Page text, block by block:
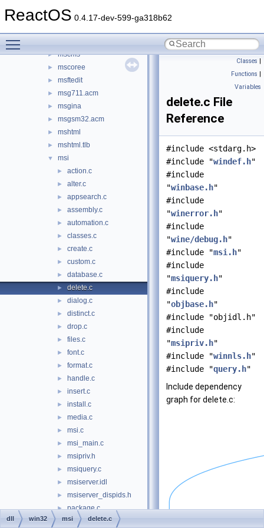
ReactOS 0.4.17-dev-599-ga318b62
► msadp32.acm
► mscms
► mscoree
► msftedit
► msg711.acm
► msgina
► msgsm32.acm
► mshtml
► mshtml.tlb
▼ msi
► action.c
► alter.c
► appsearch.c
► assembly.c
► automation.c
► classes.c
► create.c
► custom.c
► database.c
► delete.c
► dialog.c
► distinct.c
► drop.c
► files.c
► font.c
► format.c
► handle.c
► insert.c
► install.c
► media.c
► msi.c
► msi_main.c
► msipriv.h
► msiquery.c
► msiserver.idl
► msiserver_dispids.h
► package.c
► patch.c
Classes |
Functions |
Variables
delete.c File
Reference
#include <stdarg.h>
#include "windef.h"
#include
"winbase.h"
#include
"winerror.h"
#include
"wine/debug.h"
#include "msi.h"
#include
"msiquery.h"
#include
"objbase.h"
#include "objidl.h"
#include
"msipriv.h"
#include "winnls.h"
#include "query.h"
Include dependency
graph for delete.c:
dll win32 msi delete.c